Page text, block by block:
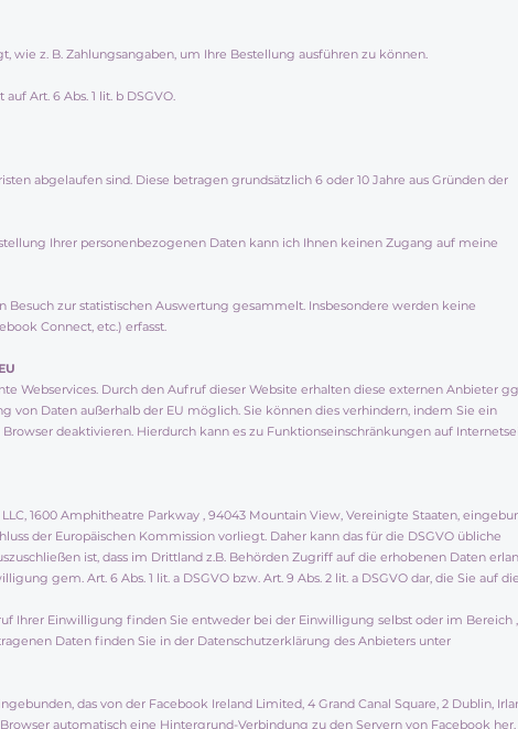
z. B. Zahlungsangaben, um Ihre Bestellung ausführen zu können.
Art. 6 Abs. 1 lit. b DSGVO.
abgelaufen sind. Diese betragen grundsätzlich 6 oder 10 Jahre aus Gründen der
Ihrer personenbezogenen Daten kann ich Ihnen keinen Zugang auf meine
zur statistischen Auswertung gesammelt. Insbesondere werden keine
Connect, etc.) erfasst.
Webservices. Durch den Aufruf dieser Website erhalten diese externen Anbieter
Daten außerhalb der EU möglich. Sie können dies verhindern, indem Sie ein
deaktivieren. Hierdurch kann es zu Funktionseinschränkungen auf
1600 Amphitheatre Parkway , 94043 Mountain View, Vereinigte Staaten,
der Europäischen Kommission vorliegt. Daher kann das für die DSGVO übliche
ist, dass im Drittland z.B. Behörden Zugriff auf die erhobenen Daten
gem. Art. 6 Abs. 1 lit. a DSGVO bzw. Art. 9 Abs. 2 lit. a DSGVO dar, die Sie auf
Einwilligung finden Sie entweder bei der Einwilligung selbst oder im Bereich
Daten finden Sie in der Datenschutzerklärung des Anbieters unter
das von der Facebook Ireland Limited, 4 Grand Canal Square, 2 Dublin,
automatisch eine Hintergrund-Verbindung zu den Servern von Facebook